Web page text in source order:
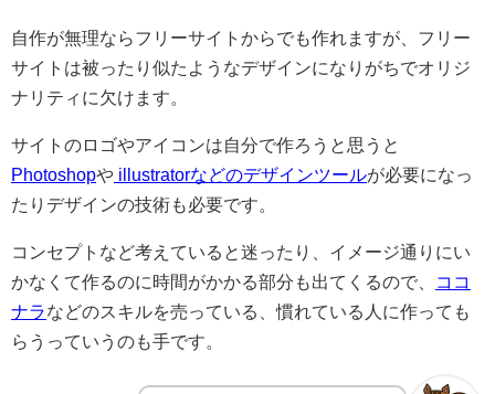
自作が無理ならフリーサイトからでも作れますが、フリー
サイトは被ったり似たようなデザインになりがちでオリジ
ナリティに欠けます。
サイトのロゴやアイコンは自分で作ろうと思うと
Photoshopや illustratorなどのデザインツールが必要になっ
たりデザインの技術も必要です。
コンセプトなど考えていると迷ったり、イメージ通りにい
かなくて作るのに時間がかかる部分も出てくるので、
ココ
ナラなどのスキルを売っている、慣れている人に作っても
らうっていうのも手です。